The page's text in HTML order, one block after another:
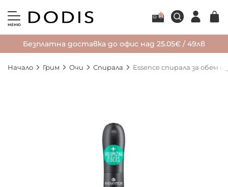
МЕНЮ
Безплатна доставка до офис над 25.05€ / 49лв
Начало Грим Очи Спирала Essence спирала за обем